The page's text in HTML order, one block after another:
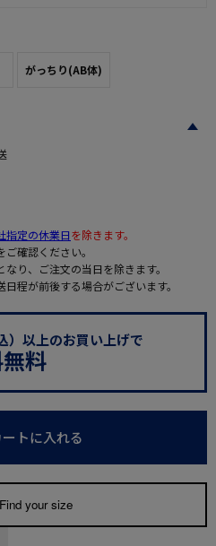
がっちり(AB体)
指定の休業日を除きます。
ご確認ください。
り、ご注文の当日を除きます。
程が前後する場合がございます。
）以上のお買い上げで
料
ートに入れる
Find your size